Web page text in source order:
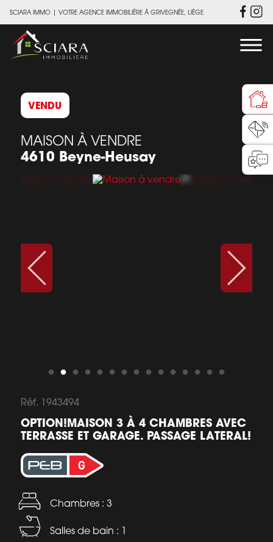
SCIARA IMMO | VOTRE AGENCE IMMOBILIÈRE À GRIVEGNÉE, LIÈGE
VENDU
MAISON À VENDRE
4610 Beyne-Heusay
Réf. 1943494
OPTION!MAISON 3 À 4 CHAMBRES AVEC
TERRASSE ET GARAGE. PASSAGE LATERAL!
Chambres : 3
Salles de bain : 1